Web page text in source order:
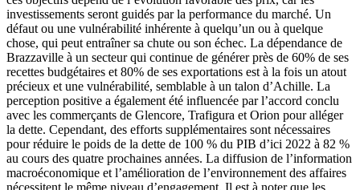
investissements seront guidés par la performance du marché. Un
défaut ou une vulnérabilité inhérente à quelqu’un ou à quelque
chose, qui peut entraîner sa chute ou son échec. La dépendance de
Brazzaville à un secteur qui continue de générer près de 60% de ses
recettes budgétaires et 80% de ses exportations est à la fois un atout
précieux et une vulnérabilité, semblable à un talon d’Achille. La
perception positive a également été influencée par l’accord conclu
avec les commerçants de Glencore, Trafigura et Orion pour alléger
la dette. Cependant, des efforts supplémentaires sont nécessaires
pour réduire le poids de la dette de 100 % du PIB d’ici 2022 à 82 %
au cours des quatre prochaines années. La diffusion de l’information
macroéconomique et l’amélioration de l’environnement des affaires